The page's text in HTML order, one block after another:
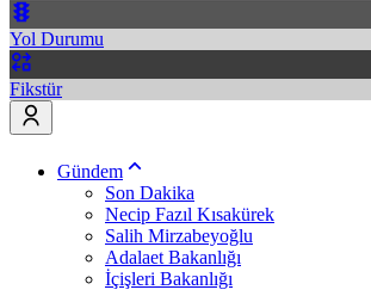
Yol Durumu
Fikstür
Gündem
Son Dakika
Necip Fazıl Kısakürek
Salih Mirzabeyoğlu
Adalaet Bakanlığı
İçişleri Bakanlığı